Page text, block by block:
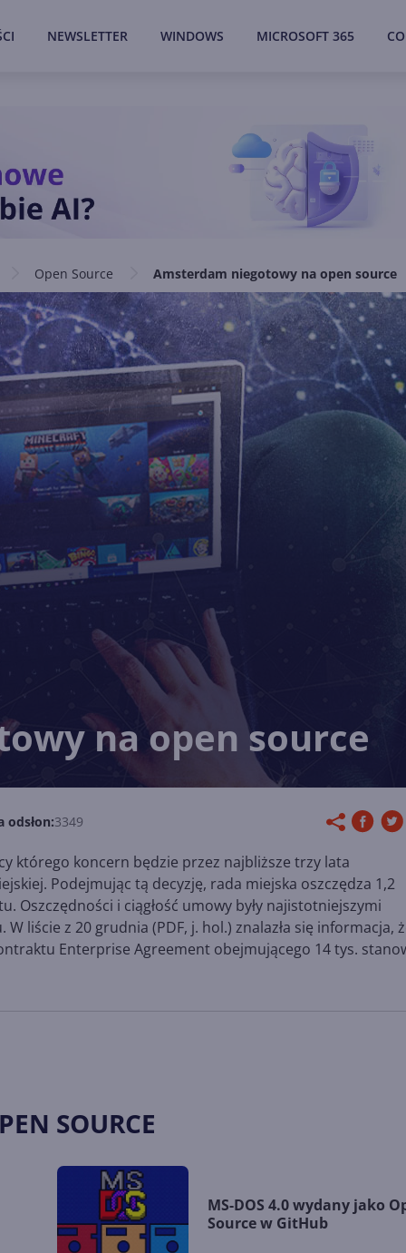
NEWSLETTER WINDOWS MICROSOFT 365
Open Source Amsterdam niegotowy na open source
na open source
odsłon:3349
którego koncern będzie przez najbliższe trzy lata
Podejmując tą decyzję, rada miejska oszczędza 1,2
i ciągłość umowy były najistotniejszymi
liście z 20 grudnia (PDF, j. hol.) znalazła się informacja,
Enterprise Agreement obejmującego 14 tys.
SOURCE
MS-DOS 4.0 wydany jako
Source w GitHub